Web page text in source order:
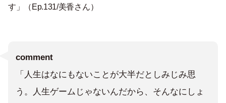
す」（Ep.131/美香さん）
comment
「人生はなにもないことが大半だとしみじみ思
う。人生ゲームじゃないんだから、そんなにしょ